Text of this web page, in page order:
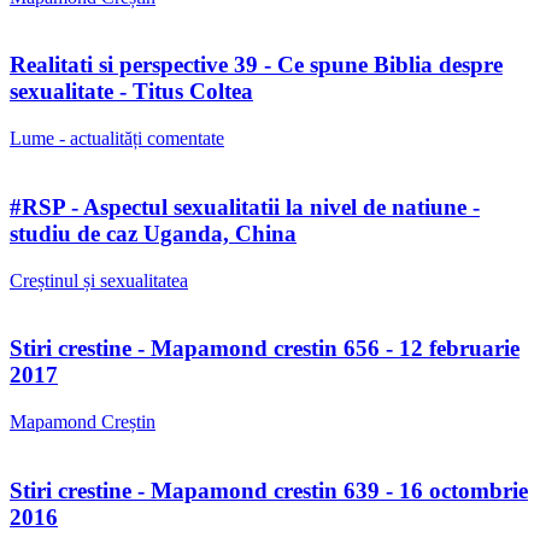
Realitati si perspective 39 - Ce spune Biblia despre
sexualitate - Titus Coltea
Lume - actualități comentate
#RSP - Aspectul sexualitatii la nivel de natiune -
studiu de caz Uganda, China
Creștinul și sexualitatea
Stiri crestine - Mapamond crestin 656 - 12 februarie
2017
Mapamond Creștin
Stiri crestine - Mapamond crestin 639 - 16 octombrie
2016